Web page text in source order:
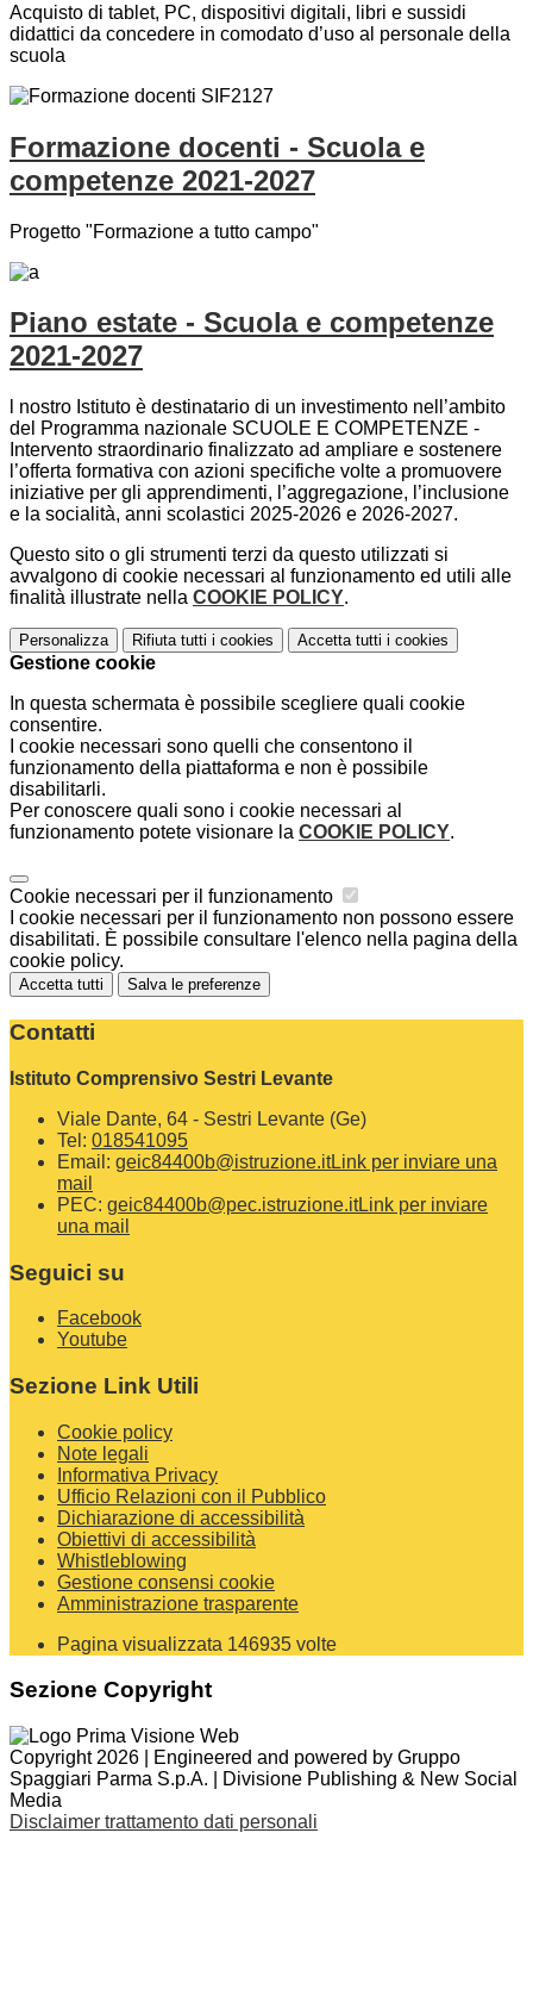
Acquisto di tablet, PC, dispositivi digitali, libri e sussidi
didattici da concedere in comodato d’uso al personale della
scuola
Formazione docenti - Scuola e
competenze 2021-2027
Progetto "Formazione a tutto campo"
Piano estate - Scuola e competenze
2021-2027
l nostro Istituto è destinatario di un investimento nell’ambito
del Programma nazionale SCUOLE E COMPETENZE -
Intervento straordinario finalizzato ad ampliare e sostenere
l’offerta formativa con azioni specifiche volte a promuovere
iniziative per gli apprendimenti, l’aggregazione, l’inclusione
e la socialità, anni scolastici 2025-2026 e 2026-2027.
Questo sito o gli strumenti terzi da questo utilizzati si
avvalgono di cookie necessari al funzionamento ed utili alle
finalità illustrate nella COOKIE POLICY.
Personalizza Rifiuta tutti i cookies Accetta tutti i cookies
Gestione cookie
In questa schermata è possibile scegliere quali cookie
consentire.
I cookie necessari sono quelli che consentono il
funzionamento della piattaforma e non è possibile
disabilitarli.
Per conoscere quali sono i cookie necessari al
funzionamento potete visionare la COOKIE POLICY.
Cookie necessari per il funzionamento
I cookie necessari per il funzionamento non possono essere
disabilitati. È possibile consultare l'elenco nella pagina della
cookie policy.
Accetta tutti Salva le preferenze
Contatti
Istituto Comprensivo Sestri Levante
Viale Dante, 64 - Sestri Levante (Ge)
Tel: 018541095
Email: geic84400b@istruzione.itLink per inviare una
mail
PEC: geic84400b@pec.istruzione.itLink per inviare
una mail
Seguici su
Facebook
Youtube
Sezione Link Utili
Cookie policy
Note legali
Informativa Privacy
Ufficio Relazioni con il Pubblico
Dichiarazione di accessibilità
Obiettivi di accessibilità
Whistleblowing
Gestione consensi cookie
Amministrazione trasparente
Pagina visualizzata 146935 volte
Sezione Copyright
Copyright 2026 | Engineered and powered by Gruppo
Spaggiari Parma S.p.A. | Divisione Publishing & New Social
Media
Disclaimer trattamento dati personali